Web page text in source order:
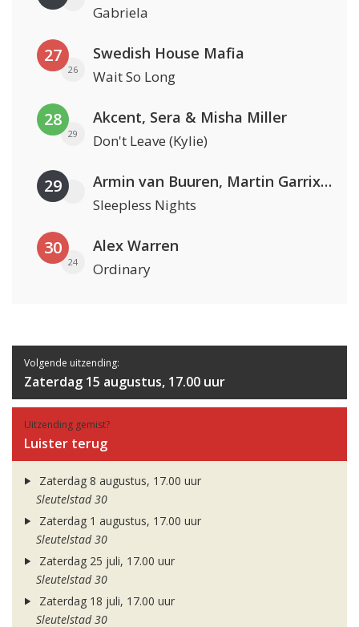
Gabriela
27
26
Swedish House Mafia
Wait So Long
28
29
Akcent, Sera & Misha Miller
Don't Leave (Kylie)
29 Armin van Buuren, Martin Garrix & Libby Whitehouse
Sleepless Nights
30
24
Alex Warren
Ordinary
Volgende uitzending:
Zaterdag 15 augustus, 17.00 uur
Uitzending gemist?
Luister terug
Zaterdag 8 augustus, 17.00 uur
Sleutelstad 30
Zaterdag 1 augustus, 17.00 uur
Sleutelstad 30
Zaterdag 25 juli, 17.00 uur
Sleutelstad 30
Zaterdag 18 juli, 17.00 uur
Sleutelstad 30